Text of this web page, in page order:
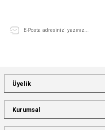
Üyelik
Kurumsal